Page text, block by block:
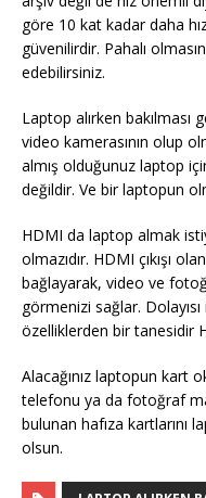
göre 10 kat kadar daha
güvenilirdir. Pahalı
edebilirsiniz.
Laptop alırken
video kamerasının olup
almış olduğunuz laptop
değildir. Ve bir laptopun
HDMI da laptop almak
olmazıdır. HDMI çıkışı
bağlayarak, video ve
görmenizi sağlar.
özelliklerden bir tanesidir
Alacağınız laptopun kart
telefonu ya da fotoğraf
bulunan hafıza kartlarını
olsun.